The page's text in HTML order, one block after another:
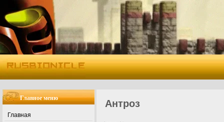
Главное меню
Главная
Антроз